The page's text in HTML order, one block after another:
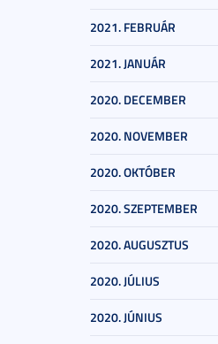
2021. FEBRUÁR
2021. JANUÁR
2020. DECEMBER
2020. NOVEMBER
2020. OKTÓBER
2020. SZEPTEMBER
2020. AUGUSZTUS
2020. JÚLIUS
2020. JÚNIUS